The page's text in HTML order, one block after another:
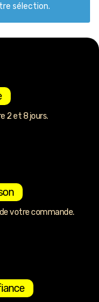
sélection.
2 et 8 jours.
votre commande.